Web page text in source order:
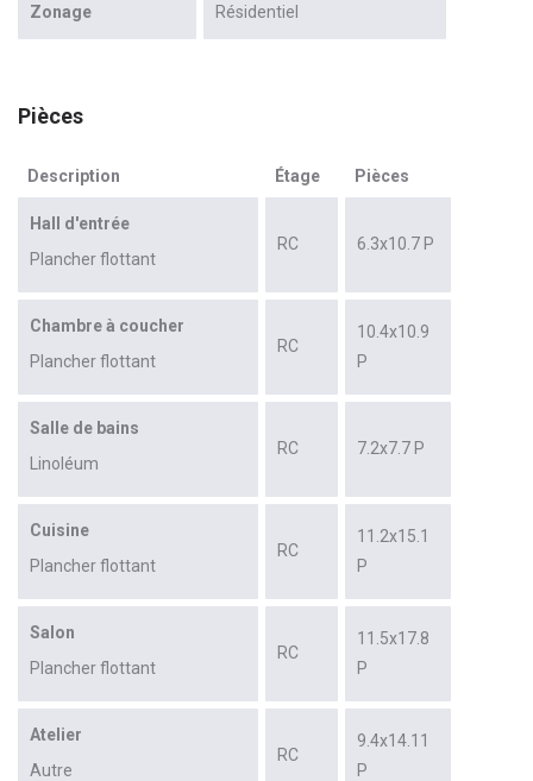
Zonage Résidentiel
Pièces
Description Étage Pièces
Hall d'entrée
Plancher flottant
RC 6.3x10.7 P
Chambre à coucher
Plancher flottant
RC
10.4x10.9
P
Salle de bains
Linoléum
RC 7.2x7.7 P
Cuisine
Plancher flottant
RC
11.2x15.1
P
Salon
Plancher flottant
RC
11.5x17.8
P
Atelier
Autre
RC
9.4x14.11
P